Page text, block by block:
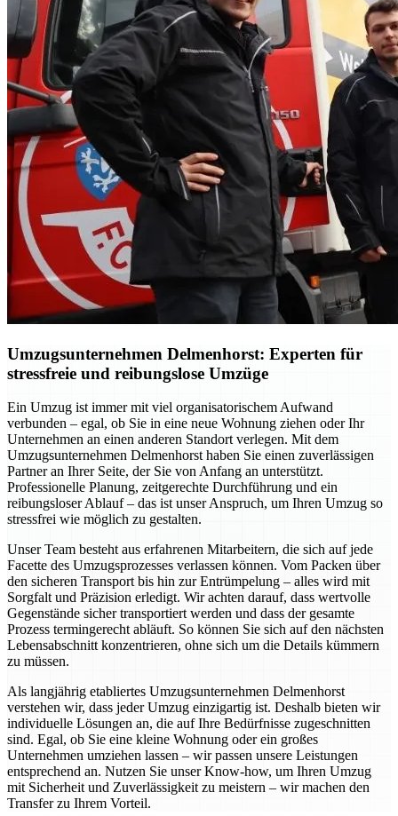
Umzugsunternehmen Delmenhorst: Experten für
stressfreie und reibungslose Umzüge
Ein Umzug ist immer mit viel organisatorischem Aufwand
verbunden – egal, ob Sie in eine neue Wohnung ziehen oder Ihr
Unternehmen an einen anderen Standort verlegen. Mit dem
Umzugsunternehmen Delmenhorst haben Sie einen zuverlässigen
Partner an Ihrer Seite, der Sie von Anfang an unterstützt.
Professionelle Planung, zeitgerechte Durchführung und ein
reibungsloser Ablauf – das ist unser Anspruch, um Ihren Umzug so
stressfrei wie möglich zu gestalten.
Unser Team besteht aus erfahrenen Mitarbeitern, die sich auf jede
Facette des Umzugsprozesses verlassen können. Vom Packen über
den sicheren Transport bis hin zur Entrümpelung – alles wird mit
Sorgfalt und Präzision erledigt. Wir achten darauf, dass wertvolle
Gegenstände sicher transportiert werden und dass der gesamte
Prozess termingerecht abläuft. So können Sie sich auf den nächsten
Lebensabschnitt konzentrieren, ohne sich um die Details kümmern
zu müssen.
Als langjährig etabliertes Umzugsunternehmen Delmenhorst
verstehen wir, dass jeder Umzug einzigartig ist. Deshalb bieten wir
individuelle Lösungen an, die auf Ihre Bedürfnisse zugeschnitten
sind. Egal, ob Sie eine kleine Wohnung oder ein großes
Unternehmen umziehen lassen – wir passen unsere Leistungen
entsprechend an. Nutzen Sie unser Know-how, um Ihren Umzug
mit Sicherheit und Zuverlässigkeit zu meistern – wir machen den
Transfer zu Ihrem Vorteil.